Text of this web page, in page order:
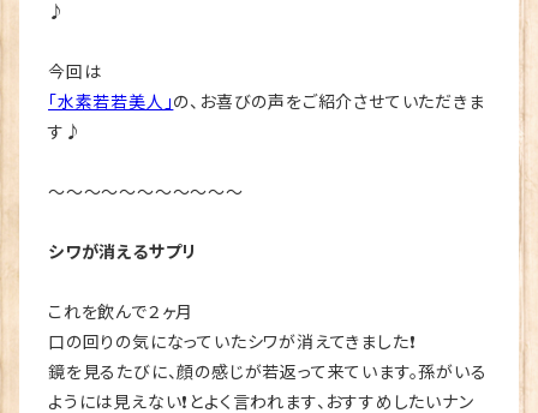
♪
今回は
「水素若若美人」の、お喜びの声をご紹介させていただきま
す♪
～～～～～～～～～～～
シワが消えるサプリ
これを飲んで２ヶ月
口の回りの気になっていたシワが消えてきました❗️
鏡を見るたびに、顔の感じが若返って来ています。孫がいる
ようには見えない❗️とよく言われます、おすすめしたいナン